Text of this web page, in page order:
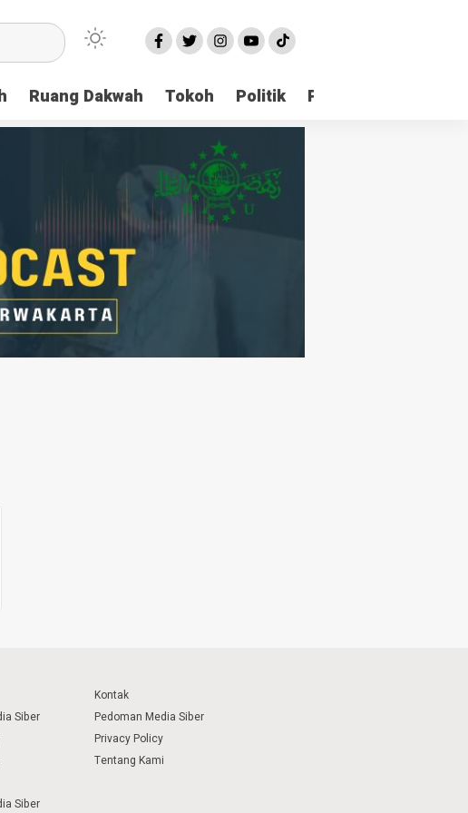
Ruang Dakwah Tokoh Politik Pondok Pesantren
Siber
Kontak
Pedoman Media Siber
Privacy Policy
Tentang Kami
Siber